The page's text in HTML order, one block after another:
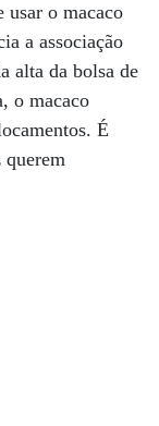
usar o macaco
a associação
alta da bolsa de
o macaco
É